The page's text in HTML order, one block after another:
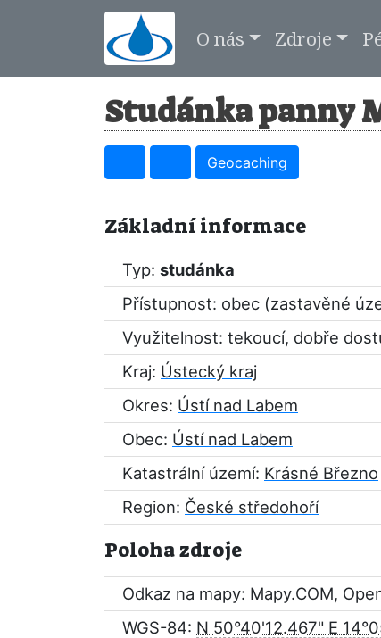
O nás Zdroje
Studánka panny
Geocaching
Základní informace
Typ: studánka
Přístupnost: obec (zastavěné
Využitelnost: tekoucí, dobře
Kraj: Ústecký kraj
Okres: Ústí nad Labem
Obec: Ústí nad Labem
Katastrální území: Krásné Březno
Region: České středohoří
Poloha zdroje
Odkaz na mapy: Mapy.COM,
WGS-84: N 50°40'12.467" E